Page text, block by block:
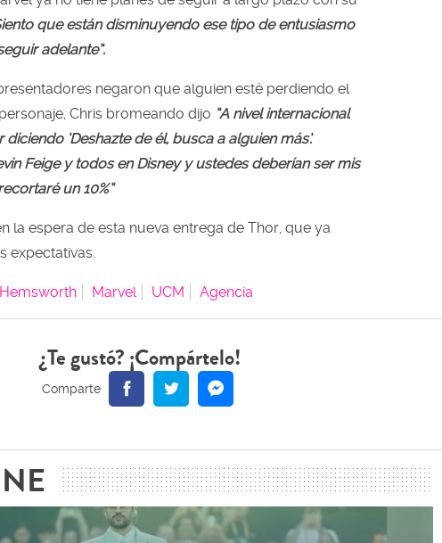
que están disminuyendo ese tipo de entusiasmo
adelante”.
negaron que alguien esté perdiendo el
Chris bromeando dijo “A nivel internacional
‘Deshazte de él, busca a alguien más’.
Feige y todos en Disney y ustedes deberían ser mis
un 10%”
la espera de esta nueva entrega de Thor, que ya
expectativas.
Marvel UCM Agencia
¿Te gustó? ¡Compártelo!